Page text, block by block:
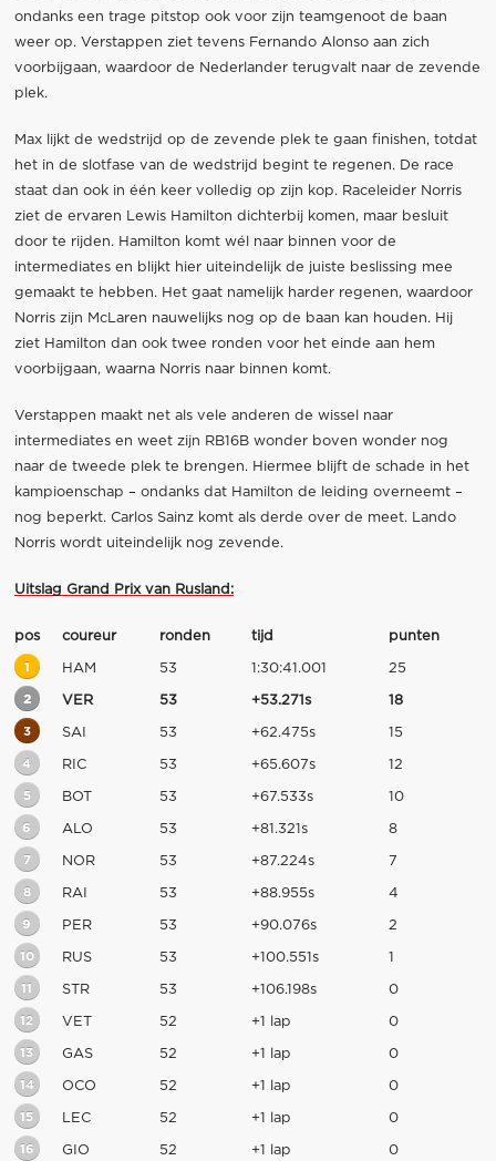
ondanks een trage pitstop ook voor zijn teamgenoot de baan
weer op. Verstappen ziet tevens Fernando Alonso aan zich
voorbijgaan, waardoor de Nederlander terugvalt naar de zevende
plek.
Max lijkt de wedstrijd op de zevende plek te gaan finishen, totdat
het in de slotfase van de wedstrijd begint te regenen. De race
staat dan ook in één keer volledig op zijn kop. Raceleider Norris
ziet de ervaren Lewis Hamilton dichterbij komen, maar besluit
door te rijden. Hamilton komt wél naar binnen voor de
intermediates en blijkt hier uiteindelijk de juiste beslissing mee
gemaakt te hebben. Het gaat namelijk harder regenen, waardoor
Norris zijn McLaren nauwelijks nog op de baan kan houden. Hij
ziet Hamilton dan ook twee ronden voor het einde aan hem
voorbijgaan, waarna Norris naar binnen komt.
Verstappen maakt net als vele anderen de wissel naar
intermediates en weet zijn RB16B wonder boven wonder nog
naar de tweede plek te brengen. Hiermee blijft de schade in het
kampioenschap – ondanks dat Hamilton de leiding overneemt –
nog beperkt. Carlos Sainz komt als derde over de meet. Lando
Norris wordt uiteindelijk nog zevende.
Uitslag Grand Prix van Rusland:
pos coureur ronden tijd punten
1 HAM 53 1:30:41.001 25
2 VER 53 +53.271s 18
3 SAI 53 +62.475s 15
4 RIC 53 +65.607s 12
5 BOT 53 +67.533s 10
6 ALO 53 +81.321s 8
7 NOR 53 +87.224s 7
8 RAI 53 +88.955s 4
9 PER 53 +90.076s 2
10 RUS 53 +100.551s 1
11 STR 53 +106.198s 0
12 VET 52 +1 lap 0
13 GAS 52 +1 lap 0
14 OCO 52 +1 lap 0
15 LEC 52 +1 lap 0
16 GIO 52 +1 lap 0